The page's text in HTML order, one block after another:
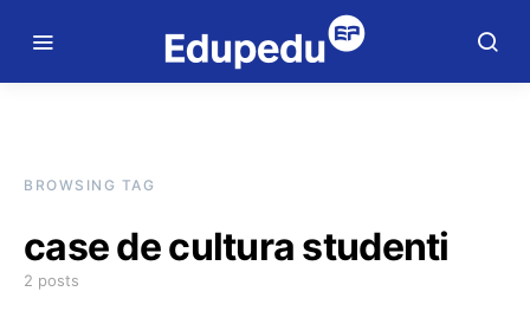
BROWSING TAG
case de cultura studenti
2 posts